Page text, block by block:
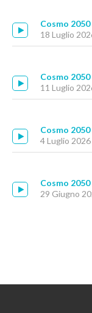
Cosmo
18 Luglio
Cosmo
11 Luglio
Cosmo
4 Luglio 2026
Cosmo
29 Giugno